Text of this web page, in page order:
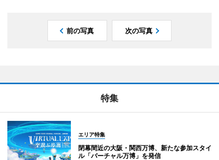
前の写真 次の写真
特集
エリア特集
閉幕間近の大阪・関西万博、新たな参加スタイ
ル「バーチャル万博」を発信